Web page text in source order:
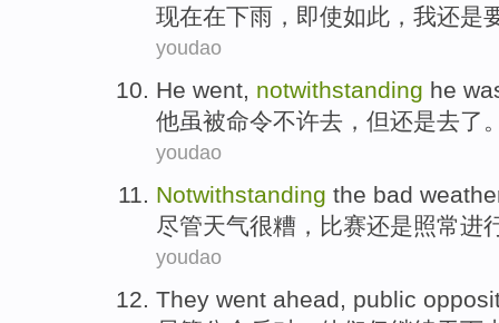
现在在下雨 ， 即使如此， 我还是
youdao
He went, notwithstanding he
他虽被命令不许去 ，但还是去了
youdao
Notwithstanding the bad
尽管天气很糟 ， 比赛还是照常进
youdao
They went ahead, public